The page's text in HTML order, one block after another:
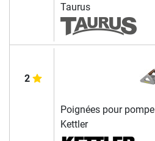
Taurus
2
Poignées pour pompe
Kettler